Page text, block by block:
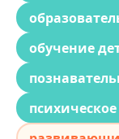
обучение